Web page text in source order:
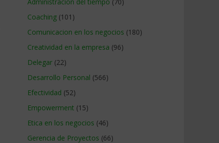
Coaching (101)
Comunicacion en los negocios (180)
Creatividad en la empresa (96)
Delegar (22)
Desarrollo Personal (566)
Efectividad (52)
Empowerment (15)
Etica en los negocios (46)
Gerencia de Proyectos (66)